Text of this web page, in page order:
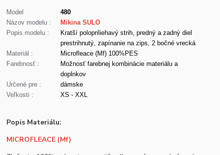
Model
480
Názov modelu :
Mikina SULO
Popis modelu :
Kratší polopriliehavý strih, predný a zadný diel
prestrihnutý, zapínanie na zips, 2 bočné vrecká
Materiál :
Microfleace (Mf) 100%PES
Farebnosť :
Možnosť farebnej kombinácie materiálu a
doplnkov
Určené pre :
dámske
Veľkosti :
XS - XXL
Popis Materiálu:
MICROFLEACE (Mf)